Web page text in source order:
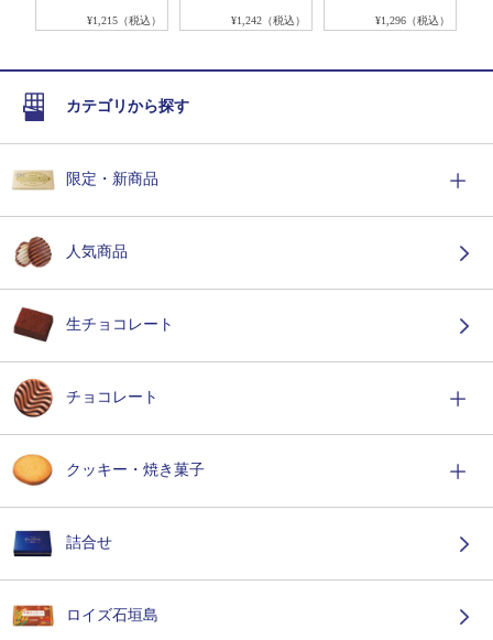
¥1,215（税込） ¥1,242（税込） ¥1,296（税込）
カテゴリから探す
限定・新商品
人気商品
生チョコレート
チョコレート
クッキー・焼き菓子
詰合せ
ロイズ石垣島